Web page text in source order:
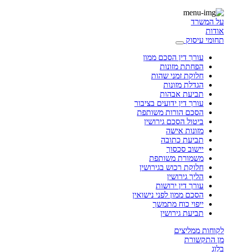
על המשרד
אודות
תחומי עיסוק
עורך דין הסכם ממון
הפחתת מזונות
חלוקת זמני שהות
הגדלת מזונות
תביעת אבהות
עורך דין ידועים בציבור
הסכם הורות משותפת
ביטול הסכם גירושין
מזונות אישה
תביעת כתובה
יישוב סכסוך
משמורת משותפת
חלוקת רכוש בגירושין
הליך גירושין
עורך דין ירושות
הסכם ממון לפני נישואין
ייפוי כוח מתמשך
תביעת גירושין
לקוחות ממליצים
מן התקשורת
בלוג